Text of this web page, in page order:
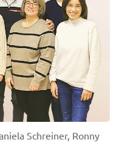
Schreiner, Ronny